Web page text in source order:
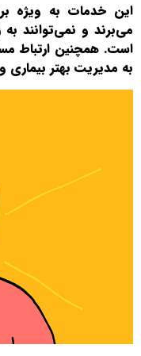
این خدمات به ویژه
می‌برند و نمی‌توانند
است. همچنین ارتباط
به مدیریت بهتر